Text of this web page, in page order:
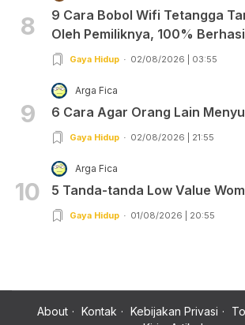
8
9 Cara Bobol Wifi Tetangga
Oleh Pemiliknya, 100%
Gaya Hidup 02/08/2026 | 03:55
9
Arga Fica
6 Cara Agar Orang Lain
Gaya Hidup 02/08/2026 | 21:55
10
Arga Fica
5 Tanda-tanda Low Value
Gaya Hidup 01/08/2026 | 20:55
About Kontak Kebijakan Privasi